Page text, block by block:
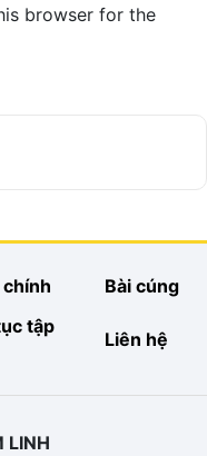
browser for the
Bài cúng
tập
Liên hệ
LINH